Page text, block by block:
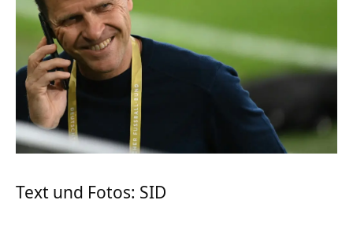
Text und Fotos: SID